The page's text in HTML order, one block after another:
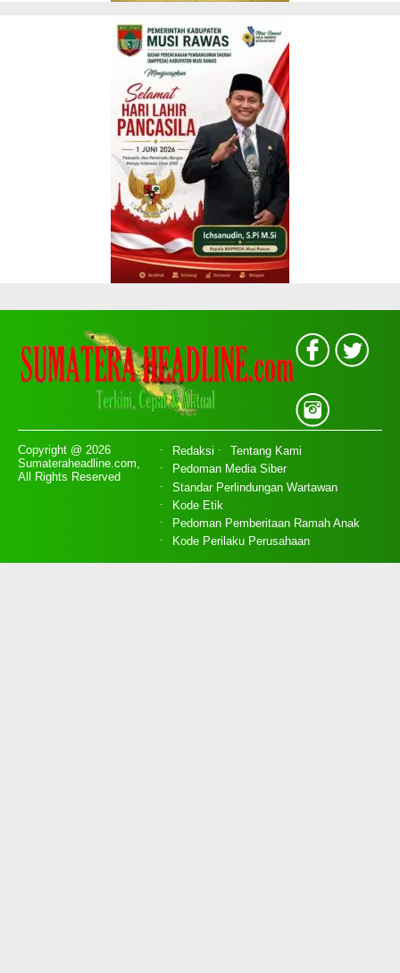
Copyright @ 2026
Sumateraheadline.com,
All Rights Reserved
Redaksi
Tentang Kami
Pedoman Media Siber
Standar Perlindungan Wartawan
Kode Etik
Pedoman Pemberitaan Ramah Anak
Kode Perilaku Perusahaan